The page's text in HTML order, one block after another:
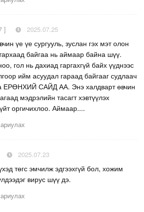
] 2025.07.25
үе үе сургууль, зуслан гэх мэт олон
байгаа нь аймаар байна шүү.
гол нь дахиад гаргахгүй байх үүднээс
ийм асуудал гараад байгааг судлаач
ЕРӨНХИЙ САЙД АА. Энэ халдварт өвчин
мэдрэлийн тасагт хэвтүүлэх
оргичихлоо. Аймаар....
2025.07.23
төгс эмчилж эдгээхгүй бол, хожим
вирус шүү дэ.